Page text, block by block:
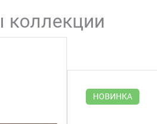
коллекции
НОВИНКА